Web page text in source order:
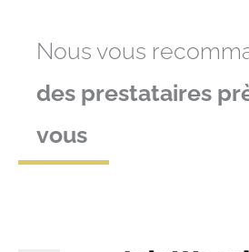
Nous vous
des prestataires
vous